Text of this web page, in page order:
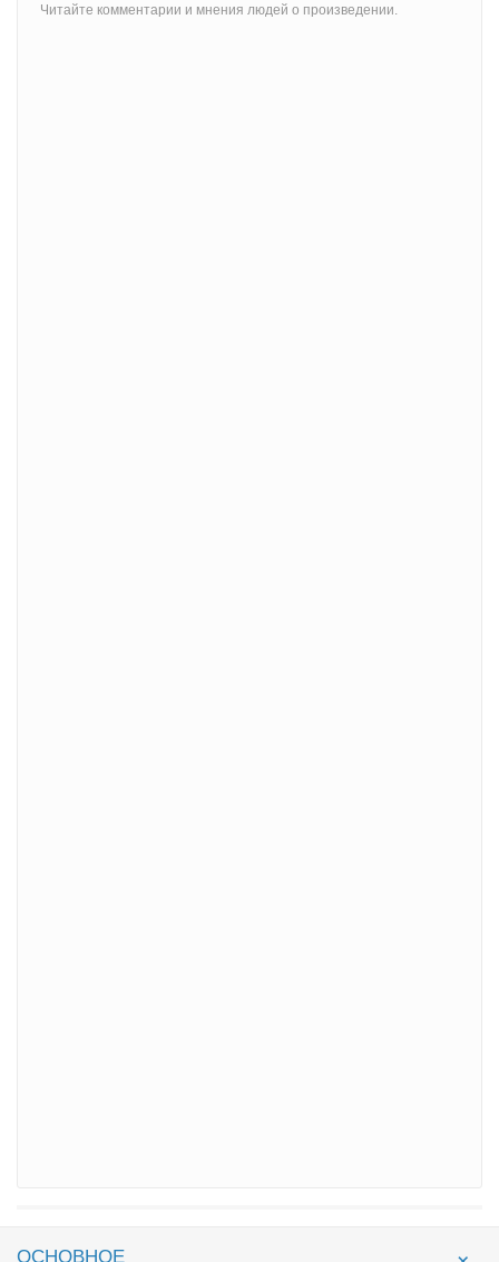
Читайте комментарии и мнения людей о произведении.
ОСНОВНОЕ